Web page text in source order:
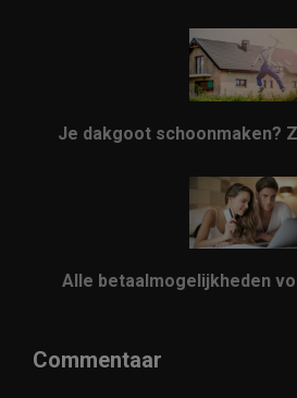
Je dakgoot schoonmaken?
Alle betaalmogelijkheden
Commentaar